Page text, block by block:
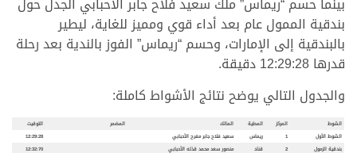
بندقية الممول عام بعد أداء قوي ومميز للغاية، ليطير
بالبندقية إلى الإمارات، وحسم “ريماس” الفوز بالندية بعد رحلة
قدرها 12:29:28 دقيقة.
والجدول التالي يوضح نتائج الأشواط كاملة:
الشوط المركز المطية المالك المضمر
التوقيت
الشوط الأول
1 ريماس سعيد فلاح جابر مفرح الأحبابي
12:29:28
بندقية الزمول
2 قناد منصور سعد محمد قذله الأحبابي
12:32:70